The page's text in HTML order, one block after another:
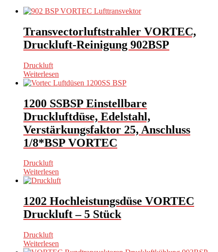
Transvectorluftstrahler VORTEC,
Druckluft-Reinigung 902BSP
Druckluft
Weiterlesen
1200 SSBSP Einstellbare
Druckluftdüse, Edelstahl,
Verstärkungsfaktor 25, Anschluss
1/8*BSP VORTEC
Druckluft
Weiterlesen
1202 Hochleistungsdüse VORTEC
Druckluft – 5 Stück
Druckluft
Weiterlesen